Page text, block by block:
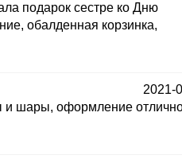
подарок сестре ко Дню
обалденная корзинка,
2021-
и шары, оформление